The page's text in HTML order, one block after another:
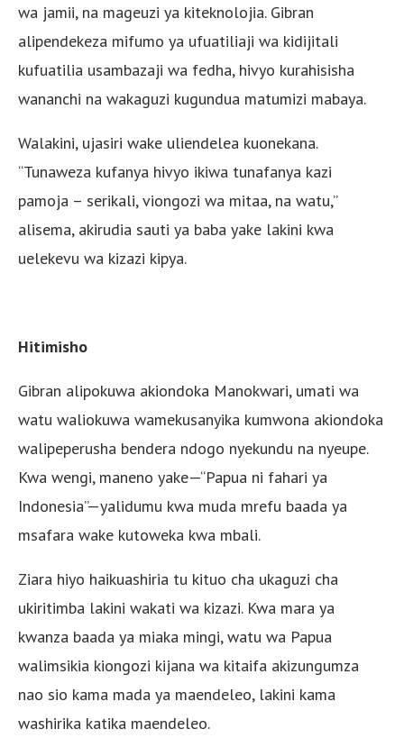
wa jamii, na mageuzi ya kiteknolojia. Gibran
alipendekeza mifumo ya ufuatiliaji wa kidijitali
kufuatilia usambazaji wa fedha, hivyo kurahisisha
wananchi na wakaguzi kugundua matumizi mabaya.
Walakini, ujasiri wake uliendelea kuonekana.
“Tunaweza kufanya hivyo ikiwa tunafanya kazi
pamoja – serikali, viongozi wa mitaa, na watu,”
alisema, akirudia sauti ya baba yake lakini kwa
uelekevu wa kizazi kipya.
Hitimisho
Gibran alipokuwa akiondoka Manokwari, umati wa
watu waliokuwa wamekusanyika kumwona akiondoka
walipeperusha bendera ndogo nyekundu na nyeupe.
Kwa wengi, maneno yake—“Papua ni fahari ya
Indonesia”—yalidumu kwa muda mrefu baada ya
msafara wake kutoweka kwa mbali.
Ziara hiyo haikuashiria tu kituo cha ukaguzi cha
ukiritimba lakini wakati wa kizazi. Kwa mara ya
kwanza baada ya miaka mingi, watu wa Papua
walimsikia kiongozi kijana wa kitaifa akizungumza
nao sio kama mada ya maendeleo, lakini kama
washirika katika maendeleo.